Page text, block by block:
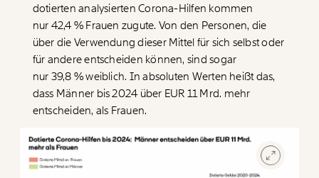
dotierten analysierten Corona-Hilfen kommen
nur 42,4 % Frauen zugute. Von den Personen, die
über die Verwendung dieser Mittel für sich selbst oder
für andere entscheiden können, sind sogar
nur 39,8 % weiblich. In absoluten Werten heißt das,
dass Männer bis 2024 über EUR 11 Mrd. mehr
entscheiden, als Frauen.